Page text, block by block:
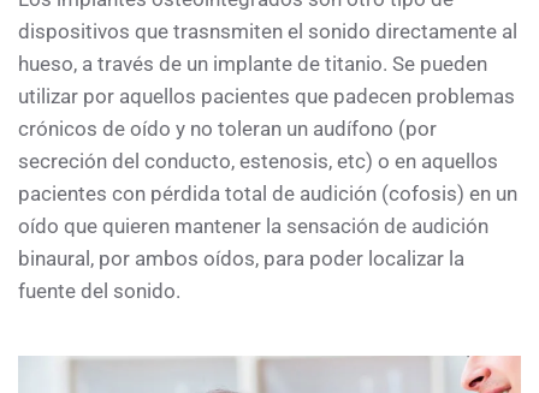
dispositivos que trasnsmiten el sonido directamente al
hueso, a través de un implante de titanio. Se pueden
utilizar por aquellos pacientes que padecen problemas
crónicos de oído y no toleran un audífono (por
secreción del conducto, estenosis, etc) o en aquellos
pacientes con pérdida total de audición (cofosis) en un
oído que quieren mantener la sensación de audición
binaural, por ambos oídos, para poder localizar la
fuente del sonido.